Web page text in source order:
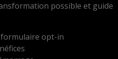
possible et guide
formulaire opt-in